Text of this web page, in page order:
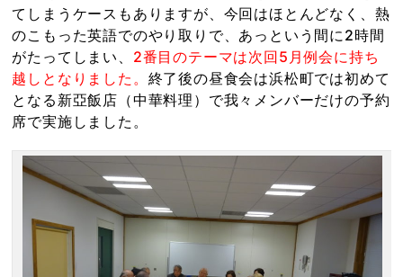
てしまうケースもありますが、今回はほとんどなく、熱
のこもった英語でのやり取りで、あっという間に2時間
がたってしまい、 2番目のテーマは次回5月例会に持ち
越しとなりました。 終了後の昼食会は浜松町では初めて
となる新亞飯店（中華料理）で我々メンバーだけの予約
席で実施しました。